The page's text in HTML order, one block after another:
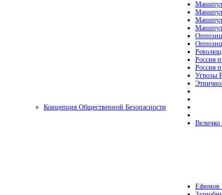
Россия
Россия
Угрозы
Концепция Общественной Безопасности
Ефимов